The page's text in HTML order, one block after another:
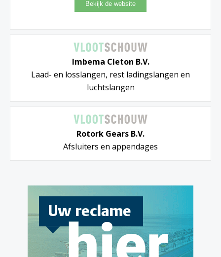
Imbema Cleton B.V.
Laad- en losslangen, rest ladingslangen en
luchtslangen
Rotork Gears B.V.
Afsluiters en appendages